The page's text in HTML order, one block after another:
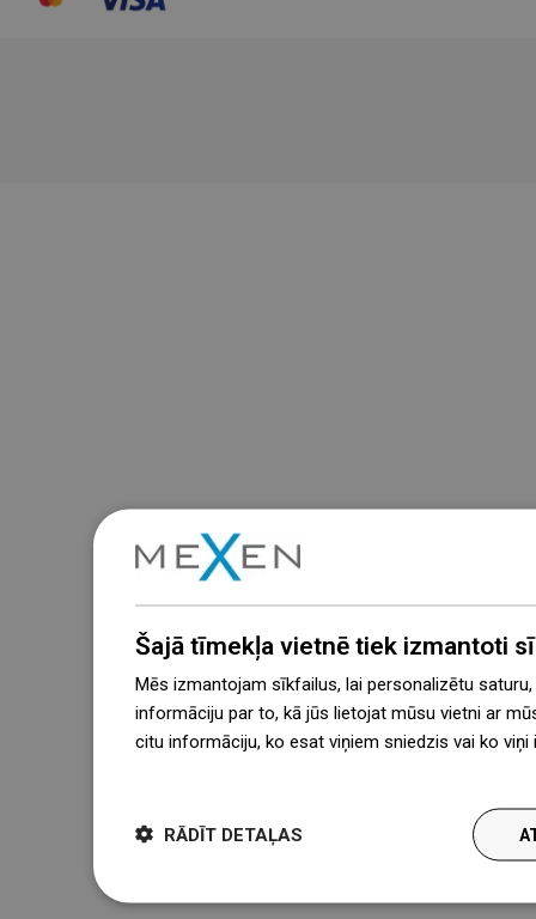
Šajā tīmekļa vietnē tiek izmantoti
Mēs izmantojam sīkfailus, lai personalizētu
informāciju par to, kā jūs lietojat mūsu vietni ar
citu informāciju, ko esat viņiem sniedzis vai ko
RĀDĪT DETAĻAS